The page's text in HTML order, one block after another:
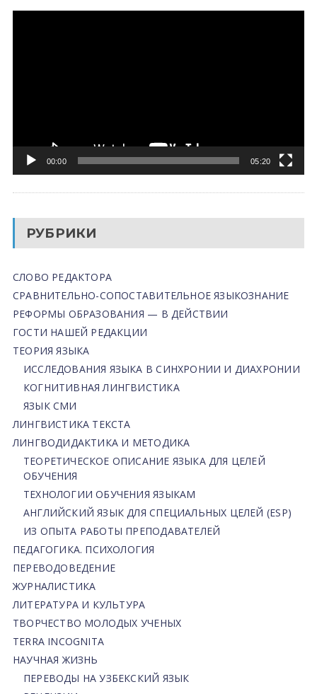
00:00 05:20
РУБРИКИ
СЛОВО РЕДАКТОРА
СРАВНИТЕЛЬНО-СОПОСТАВИТЕЛЬНОЕ ЯЗЫКОЗНАНИЕ
РЕФОРМЫ ОБРАЗОВАНИЯ — В ДЕЙСТВИИ
ГОСТИ НАШЕЙ РЕДАКЦИИ
ТЕОРИЯ ЯЗЫКА
ИССЛЕДОВАНИЯ ЯЗЫКА В СИНХРОНИИ И ДИАХРОНИИ
КОГНИТИВНАЯ ЛИНГВИСТИКА
ЯЗЫК СМИ
ЛИНГВИСТИКА ТЕКСТА
ЛИНГВОДИДАКТИКА И МЕТОДИКА
ТЕОРЕТИЧЕСКОЕ ОПИСАНИЕ ЯЗЫКА ДЛЯ ЦЕЛЕЙ
ОБУЧЕНИЯ
ТЕХНОЛОГИИ ОБУЧЕНИЯ ЯЗЫКАМ
АНГЛИЙСКИЙ ЯЗЫК ДЛЯ СПЕЦИАЛЬНЫХ ЦЕЛЕЙ (ESP)
ИЗ ОПЫТА РАБОТЫ ПРЕПОДАВАТЕЛЕЙ
ПЕДАГОГИКА. ПСИХОЛОГИЯ
ПЕРЕВОДОВЕДЕНИЕ
ЖУРНАЛИСТИКА
ЛИТЕРАТУРА И КУЛЬТУРА
ТВОРЧЕСТВО МОЛОДЫХ УЧЕНЫХ
TERRA INCOGNITA
НАУЧНАЯ ЖИЗНЬ
ПЕРЕВОДЫ НА УЗБЕКСКИЙ ЯЗЫК